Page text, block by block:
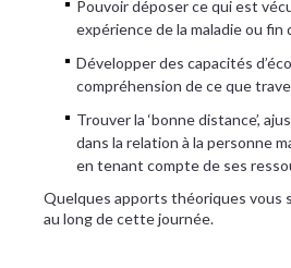
Pouvoir déposer ce qui est
expérience de la maladie ou fin
Développer des capacités
compréhension de ce que
Trouver la ‘bonne distance’,
dans la relation à la personne
en tenant compte de ses
Quelques apports théoriques vous
au long de cette journée.